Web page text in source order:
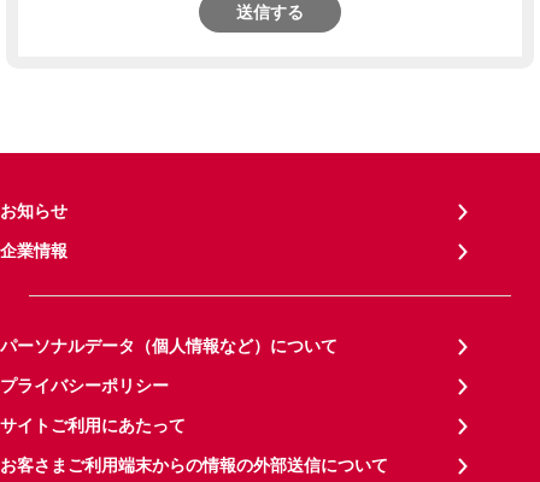
送信する
お知らせ
企業情報
パーソナルデータ（個人情報など）について
プライバシーポリシー
サイトご利用にあたって
お客さまご利用端末からの情報の外部送信について